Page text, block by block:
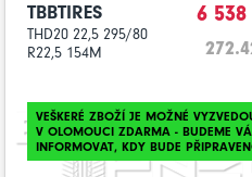
TBBTIRES
THD20 22,5 295/80
R22,5 154M
6 538
VEŠKERÉ ZBOŽÍ JE MOŽNÉ
V OLOMOUCI ZDARMA - BUDEME
INFORMOVAT, KDY BUDE